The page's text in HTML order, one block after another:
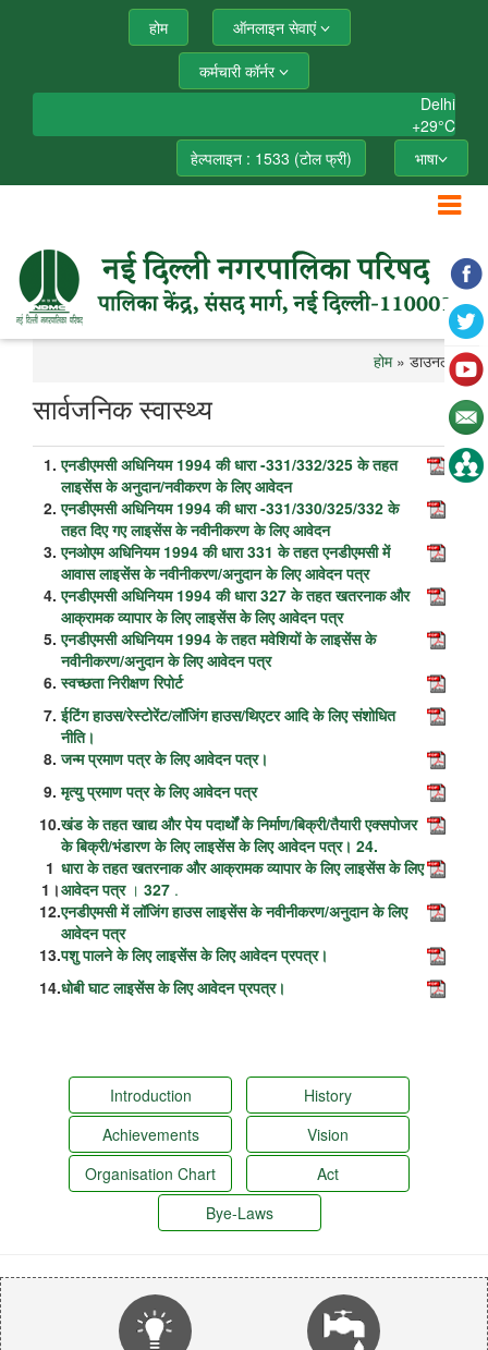
होम
ऑनलाइन सेवाएं
कर्मचारी कॉर्नर
Delhi
+29°C
हेल्पलाइन : 1533 (टोल फ्री)
भाषा
होम» डाउनलोड
सार्वजनिक स्वास्थ्य
1. एनडीएमसी अधिनियम 1994 की धारा -331/332/325 के तहत
लाइसेंस के अनुदान/नवीकरण के लिए आवेदन
2. एनडीएमसी अधिनियम 1994 की धारा -331/330/325/332 के
तहत दिए गए लाइसेंस के नवीनीकरण के लिए आवेदन
3. एनओएम अधिनियम 1994 की धारा 331 के तहत एनडीएमसी में
आवास लाइसेंस के नवीनीकरण/अनुदान के लिए आवेदन पत्र
4. एनडीएमसी अधिनियम 1994 की धारा 327 के तहत खतरनाक और
आक्रामक व्यापार के लिए लाइसेंस के लिए आवेदन पत्र
5. एनडीएमसी अधिनियम 1994 के तहत मवेशियों के लाइसेंस के
नवीनीकरण/अनुदान के लिए आवेदन पत्र
6. स्वच्छता निरीक्षण रिपोर्ट
7. ईटिंग हाउस/रेस्टोरेंट/लॉजिंग हाउस/थिएटर आदि के लिए संशोधित
नीति।
8. जन्म प्रमाण पत्र के लिए आवेदन पत्र।
9. मृत्यु प्रमाण पत्र के लिए आवेदन पत्र
10.खंड के तहत खाद्य और पेय पदार्थों के निर्माण/बिक्री/तैयारी एक्सपोजर
के बिक्री/भंडारण के लिए लाइसेंस के लिए आवेदन पत्र। 24.
1
1।
धारा के तहत खतरनाक और आक्रामक व्यापार के लिए लाइसेंस के लिए
आवेदन पत्र। 327 .
12.एनडीएमसी में लॉजिंग हाउस लाइसेंस के नवीनीकरण/अनुदान के लिए
आवेदन पत्र
13.पशु पालने के लिए लाइसेंस के लिए आवेदन प्रपत्र।
14.धोबी घाट लाइसेंस के लिए आवेदन प्रपत्र।
Introduction
History
Achievements
Vision
Organisation Chart
Act
Bye-Laws